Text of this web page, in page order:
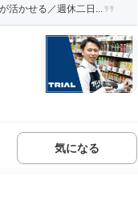
活かせる／週休二日...
気になる